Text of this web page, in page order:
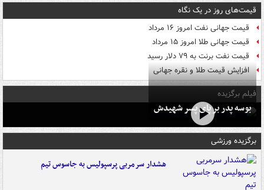
قیمت‌های روز در یک نگاه
قیمت جهانی نفت امروز ۱۶ مرداد
قیمت جهانی طلا امروز ۱۵ مرداد
قیمت نفت برنت به ۷۹ دلار رسید
افزایش قیمت طلا و نقره جهانی
فیلم برگزیده
بوسه‌ پدر بر پای پسر شهیدش
برگزیده ورزشی
هشدار سرمربی پرسپولیس به جاسوس تیم